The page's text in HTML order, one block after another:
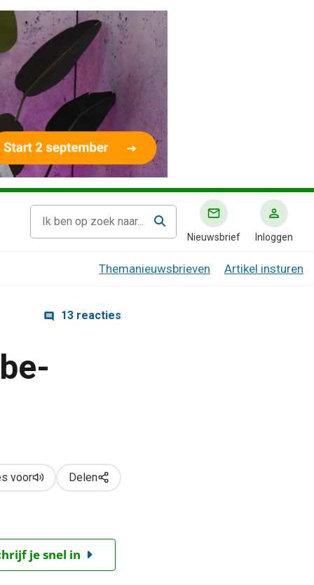
Nieuwsbrief Inloggen
Themanieuwsbrieven Artikel insturen
13 reacties
voor Delen
je snel in